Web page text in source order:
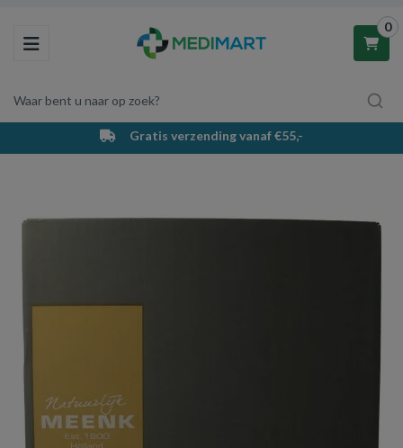
Toggle navigation
Waar bent u naar op zoek?
0
Winkelwagen
Uw winkelwagen is leeg.
Gratis verzending vanaf €55,-